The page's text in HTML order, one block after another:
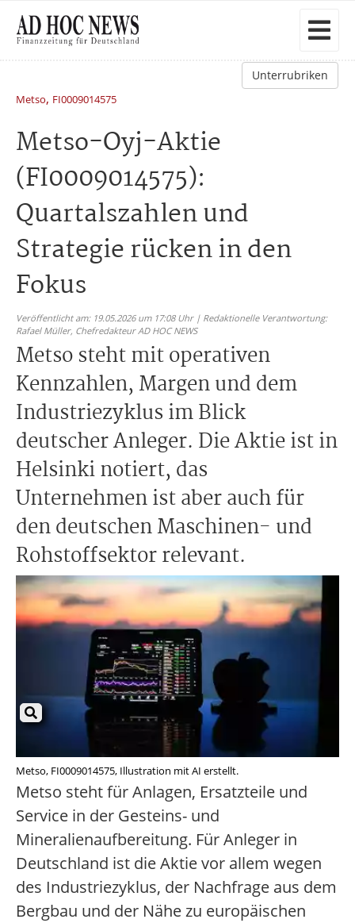
Unterrubriken
Metso, FI0009014575
Metso-Oyj-Aktie
(FI0009014575):
Quartalszahlen und
Strategie rücken in den
Fokus
Veröffentlicht am: 19.05.2026 um 17:08 Uhr | Redaktionelle Verantwortung:
Rafael Müller, Chefredakteur AD HOC NEWS
Metso steht mit operativen
Kennzahlen, Margen und dem
Industriezyklus im Blick
deutscher Anleger. Die Aktie ist in
Helsinki notiert, das
Unternehmen ist aber auch für
den deutschen Maschinen- und
Rohstoffsektor relevant.
Metso, FI0009014575, Illustration mit AI erstellt.
Metso steht für Anlagen, Ersatzteile und
Service in der Gesteins- und
Mineralienaufbereitung. Für Anleger in
Deutschland ist die Aktie vor allem wegen
des Industriezyklus, der Nachfrage aus dem
Bergbau und der Nähe zu europäischen